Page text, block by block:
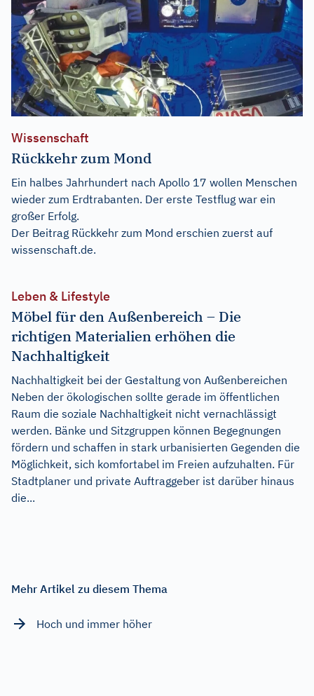
Wissenschaft
Rückkehr zum Mond
Ein halbes Jahrhundert nach Apollo 17 wollen Menschen
wieder zum Erdtrabanten. Der erste Testflug war ein
großer Erfolg.
Der Beitrag Rückkehr zum Mond erschien zuerst auf
wissenschaft.de.
Leben & Lifestyle
Möbel für den Außenbereich – Die
richtigen Materialien erhöhen die
Nachhaltigkeit
Nachhaltigkeit bei der Gestaltung von Außenbereichen
Neben der ökologischen sollte gerade im öffentlichen
Raum die soziale Nachhaltigkeit nicht vernachlässigt
werden. Bänke und Sitzgruppen können Begegnungen
fördern und schaffen in stark urbanisierten Gegenden die
Möglichkeit, sich komfortabel im Freien aufzuhalten. Für
Stadtplaner und private Auftraggeber ist darüber hinaus
die...
Mehr Artikel zu diesem Thema
Hoch und immer höher